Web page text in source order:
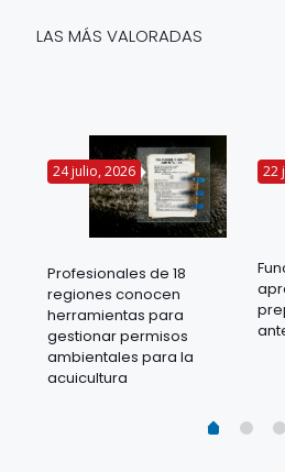
LAS MÁS VALORADAS
24 julio, 2026
Profesionales de 18
regiones conocen
herramientas para
gestionar permisos
ambientales para la
acuicultura
22